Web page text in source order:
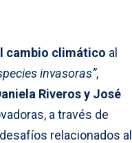
cambio climático al
invasoras”,
Riveros y José
a través de
relacionados al